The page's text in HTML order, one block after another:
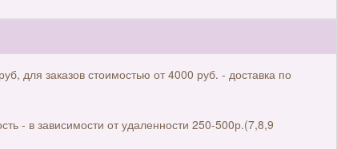
для заказов стоимостью от 4000 руб. - доставка по
- в зависимости от удаленности 250-500р.(7,8,9